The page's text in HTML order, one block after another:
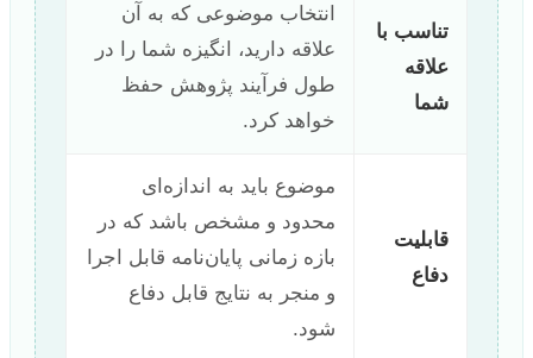
تناسب با
علاقه
شما
انتخاب موضوعی که به آن
علاقه دارید، انگیزه شما را در
طول فرآیند پژوهش حفظ
خواهد کرد.
قابلیت
دفاع
موضوع باید به اندازه‌ای
محدود و مشخص باشد که در
بازه زمانی پایان‌نامه قابل اجرا
و منجر به نتایج قابل دفاع
شود.